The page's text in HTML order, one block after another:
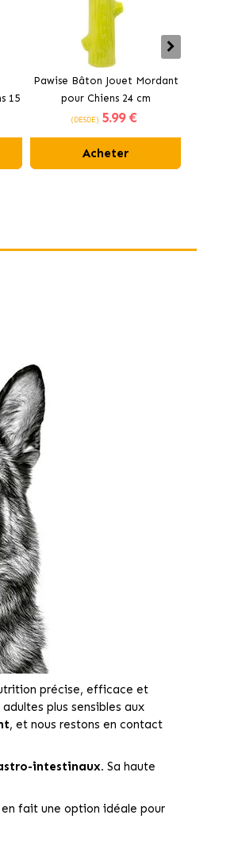
15
Pawise Bâton Jouet Mordant
pour Chiens 24 cm
(DESDE) 5.99 €
Acheter
précise, efficace et
plus sensibles aux
, et nous restons en contact
intestinaux. Sa haute
fait une option idéale pour